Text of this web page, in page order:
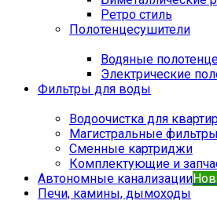
Ретро стиль
Полотенцесушители
Водяные
Электрические
Фильтры для воды
Водоочистка для
Магистральные фильтры
Сменные картриджи
Комплектующие и
Автономные канализации
Печи, камины, дымоходы